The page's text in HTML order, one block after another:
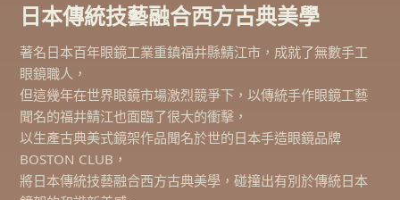
日本傳統技藝融合西方古典美學
著名日本百年眼鏡工業重鎮福井縣鯖江市，成就了無數手工
眼鏡職人，
但這幾年在世界眼鏡市場激烈競爭下，以傳統手作眼鏡工藝
聞名的福井鯖江也面臨了很大的衝擊，
以生產古典美式鏡架作品聞名於世的日本手造眼鏡品牌
BOSTON CLUB，
將日本傳統技藝融合西方古典美學，碰撞出有別於傳統日本